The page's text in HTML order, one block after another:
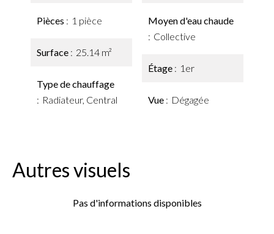
Pièces 1 pièce
Surface 25.14 m²
Type de chauffage
Radiateur, Central
Moyen d'eau chaude
Collective
Étage 1er
Vue Dégagée
Autres visuels
Pas d'informations disponibles